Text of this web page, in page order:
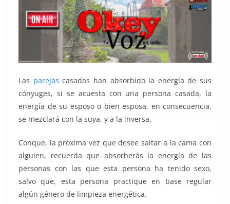
Las parejas casadas han absorbido la energía de sus
cónyuges, si se acuesta con una persona casada, la
energía de su esposo o bien esposa, en consecuencia,
se mezclará con la suya, y a la inversa.
Conque, la próxima vez que desee saltar a la cama con
alguien, recuerda que absorberás la energía de las
personas con las que esta persona ha tenido sexo,
salvo que, esta persona practique en base regular
algún género de limpieza energética.